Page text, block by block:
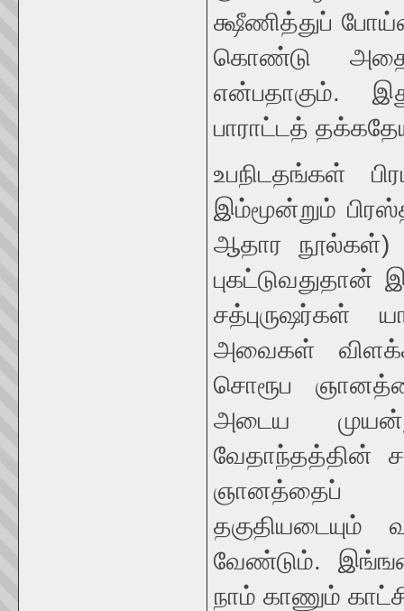
க்ஷீணித்துப்
கொண்டு
என்பதாகும்.
பாராட்டத்
உபநிடதங்கள்
இம்மூன்றும்
ஆதார நூல்கள்)
புகட்டுவதுதான்
சத்புருஷர்கள்
அவைகள்
சொரூப
அடைய
வேதாந்தத்தின்
ஞானத்தைப்
வேண்டும்.
நாம் காணும்